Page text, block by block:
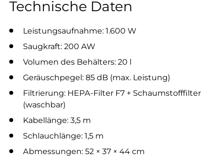
Technische Daten
Leistungsaufnahme: 1.600 W
Saugkraft: 200 AW
Volumen des Behälters: 20 l
Geräuschpegel: 85 dB (max. Leistung)
Filtrierung: HEPA-Filter F7 + Schaumstofffilter
(waschbar)
Kabellänge: 3,5 m
Schlauchlänge: 1,5 m
Abmessungen: 52 × 37 × 44 cm